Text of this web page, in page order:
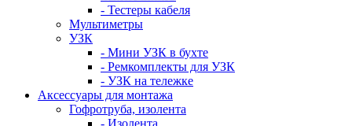
- Тестеры кабеля
Мультиметры
УЗК
- Мини УЗК в бухте
- Ремкомплекты для УЗК
- УЗК на тележке
Аксессуары для монтажа
Гофротруба, изолента
- Изолента